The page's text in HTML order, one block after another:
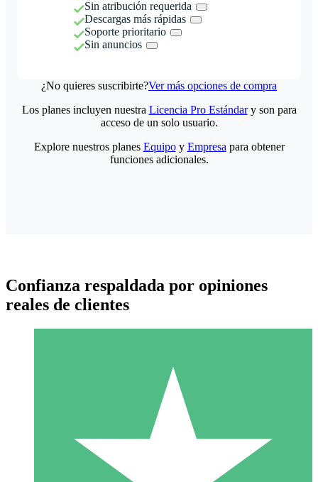
Sin atribución requerida
Descargas más rápidas
Soporte prioritario
Sin anuncios
¿No quieres suscribirte?Ver más opciones de compra
Paquetes de Créditos Individuales
Paga según el uso con créditos de descarga. Sin compromiso
Los planes incluyen nuestra Licencia Pro Estándary son para
acceso de un solo usuario.
Explore nuestros planes Equipoy Empresa para obtener
funciones adicionales.
Confianza respaldada por opiniones
reales de clientes